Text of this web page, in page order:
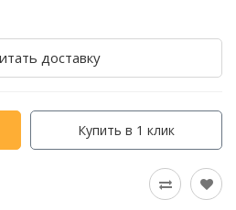
доставку
Купить в 1 клик